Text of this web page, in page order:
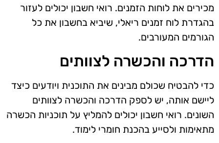
מכירים את לוחות הזמנים. רואי חשבון יכולים לעזור
בהגדרת לוח זמנים ריאלי, שיביא בחשבון את כל
הגורמים המעורבים.
הדרכה והכשרה לצוותים
כדי להבטיח שכולם מבינים את התוכנית ויודעים כיצד
ליישם אותה, יש לספק הדרכה והכשרה לצוותים
השונים. רואי חשבון יכולים להמליץ על תוכניות הכשרה
מתאימות ולסייע בהכנת חומרי לימוד.